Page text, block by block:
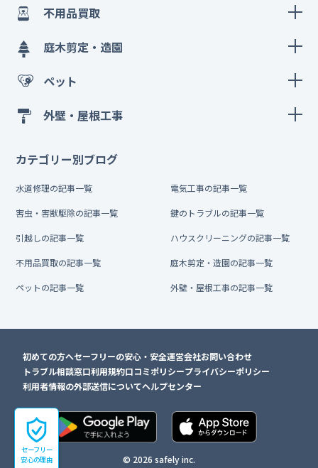
セーフリー
安心の理由
不用品買取
庭木剪定・造園
ペット
外壁・屋根工事
カテゴリー別ブログ
水道修理の記事一覧 電気工事の記事一覧
害虫・害獣駆除の記事一覧 鍵のトラブルの記事一覧
引越しの記事一覧 ハウスクリーニングの記事一覧
不用品買取の記事一覧 庭木剪定・造園の記事一覧
ペットの記事一覧 外壁・屋根工事の記事一覧
初めての方へセーフリーの安心・安全運営会社お問い合わせ
トラブル相談窓口利用規約口コミポリシープライバシーポリシー
利用者情報の外部送信についてヘルプセンター
© 2026 safely inc.